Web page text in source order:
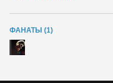
ФАНАТЫ (1)